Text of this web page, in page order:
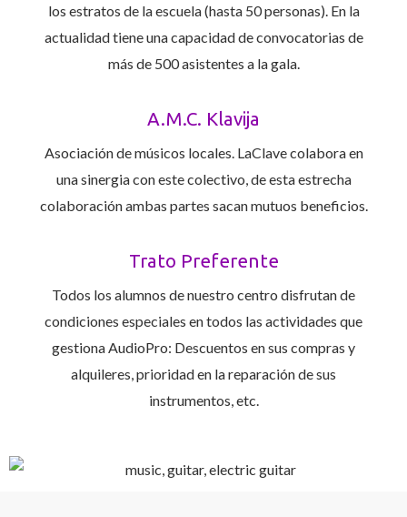
los estratos de la escuela (hasta 50 personas). En la
actualidad tiene una capacidad de convocatorias de
más de 500 asistentes a la gala.
A.M.C. Klavija
Asociación de músicos locales. LaClave colabora en
una sinergia con este colectivo, de esta estrecha
colaboración ambas partes sacan mutuos beneficios.
Trato Preferente
Todos los alumnos de nuestro centro disfrutan de
condiciones especiales en todos las actividades que
gestiona AudioPro: Descuentos en sus compras y
alquileres, prioridad en la reparación de sus
instrumentos, etc.